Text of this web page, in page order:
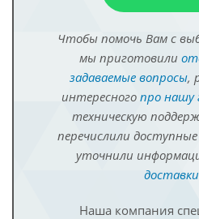
Чтобы помочь Вам с
мы приготовили
задаваемые вопросы,
интересного про нашу
техническую
перечислили доступные
уточнили
Наша компания